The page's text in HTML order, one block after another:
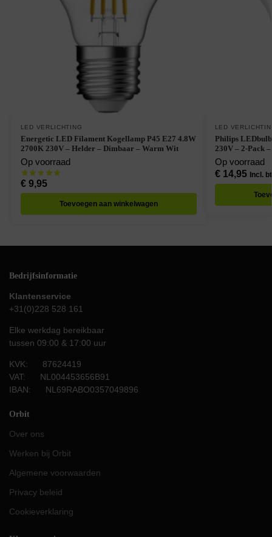
LED VERLICHTING
Energetic LED Filament Kogellamp P45 E27 4.8W
2700K 230V – Helder – Dimbaar – Warm Wit
Op voorraad
€9,95
Toevoegen aan winkelwagen
LED
Philips
230V – 2-Pack
Op voorraad
€14,95 Incl.
Bedrijfsinformatie
Klantenservice
+31(0)228 528 161
Elke werkdag bereikbaar
tussen 09:00 & 17:00 uur
KVK: 87624419
VAT: NL004453656B91
IBAN: NL69RABO0357049896
Orbit
Over ons
Werken bij Orbit
Algemene voorwaarden
Privacy beleid
Cookieverklaring